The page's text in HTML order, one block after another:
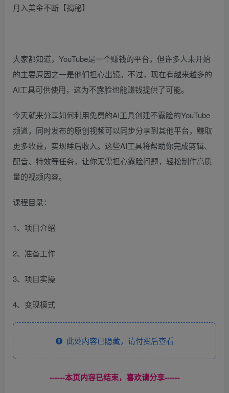
月入美金不断【揭秘】
大家都知道，YouTube是一个赚钱的平台，但许多人未开始
的主要原因之一是他们担心出镜。不过，现在有越来越多的
AI工具可供使用，这为不露脸也能赚钱提供了可能。
今天就来分享如何利用免费的AI工具创建不露脸的YouTube
频道，同时发布的原创视频可以同步分享到其他平台，赚取
更多收益，实现睡后收入。这些AI工具将帮助你完成剪辑、
配音、特效等任务，让你无需担心露脸问题，轻松制作高质
量的视频内容。
课程目录：
1、项目介绍
2、准备工作
3、项目实操
4、变现模式
此处内容已隐藏，请付费后查看
------本页内容已结束，喜欢请分享------